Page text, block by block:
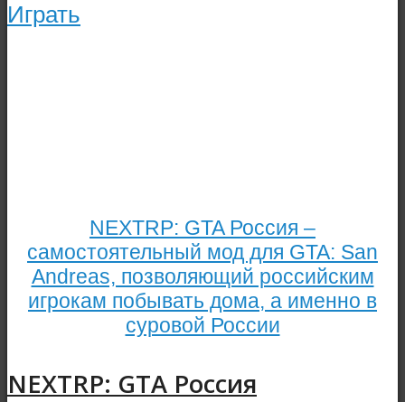
Играть
NEXTRP: GTA Россия –
самостоятельный мод для GTA: San
Andreas, позволяющий российским
игрокам побывать дома, а именно в
суровой России
NEXTRP: GTA Россия